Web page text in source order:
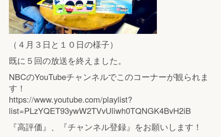
（４月３日と１０日の様子）
既に５回の放送を終えました。
NBCのYouTubeチャンネルでこのコーナーが観られま
す！
https://www.youtube.com/playlist?
list=PLzYQET93ywW2TVvUliwh0TQNGK4BvH2iB
『高評価』、『チャンネル登録』をお願いします！